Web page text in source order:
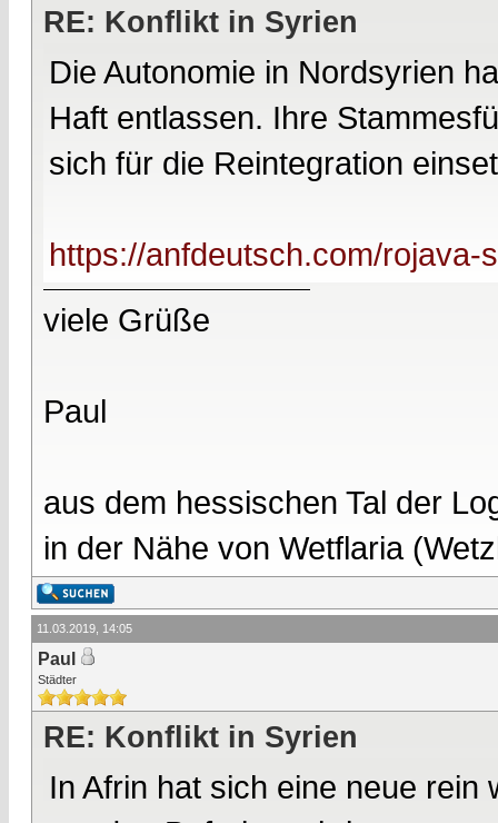
RE: Konflikt in Syrien
Die Autonomie in Nordsyrien
Haft entlassen. Ihre
sich für die Reintegration
https://anfdeutsch.com/rojava-
viele Grüße
Paul
aus dem hessischen Tal der
in der Nähe von Wetflaria
11.03.2019, 14:05
Paul
Städter
RE: Konflikt in Syrien
In Afrin hat sich eine neue